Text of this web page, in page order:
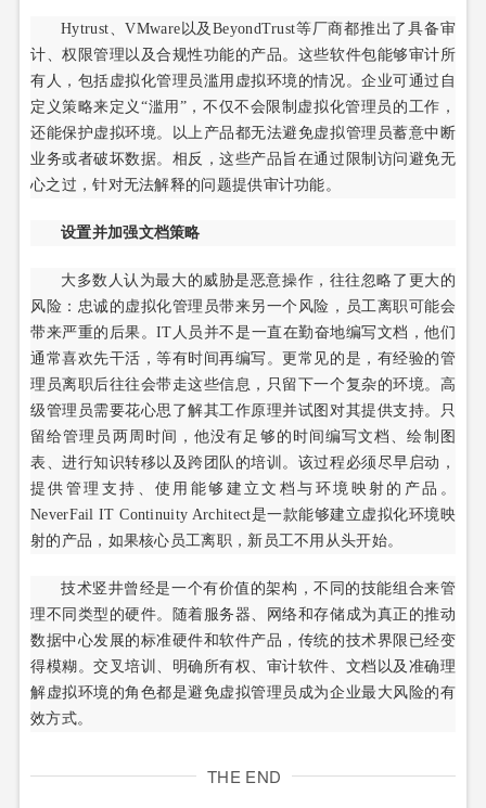
Hytrust、VMware以及BeyondTrust等厂商都推出了具备审
计、权限管理以及合规性功能的产品。这些软件包能够审计所
有人，包括虚拟化管理员滥用虚拟环境的情况。企业可通过自
定义策略来定义“滥用”，不仅不会限制虚拟化管理员的工作，
还能保护虚拟环境。以上产品都无法避免虚拟管理员蓄意中断
业务或者破坏数据。相反，这些产品旨在通过限制访问避免无
心之过，针对无法解释的问题提供审计功能。
设置并加强文档策略
大多数人认为最大的威胁是恶意操作，往往忽略了更大的
风险：忠诚的虚拟化管理员带来另一个风险，员工离职可能会
带来严重的后果。IT人员并不是一直在勤奋地编写文档，他们
通常喜欢先干活，等有时间再编写。更常见的是，有经验的管
理员离职后往往会带走这些信息，只留下一个复杂的环境。高
级管理员需要花心思了解其工作原理并试图对其提供支持。只
留给管理员两周时间，他没有足够的时间编写文档、绘制图
表、进行知识转移以及跨团队的培训。该过程必须尽早启动，
提供管理支持、使用能够建立文档与环境映射的产品。
NeverFail IT Continuity Architect是一款能够建立虚拟化环境映
射的产品，如果核心员工离职，新员工不用从头开始。
技术竖井曾经是一个有价值的架构，不同的技能组合来管
理不同类型的硬件。随着服务器、网络和存储成为真正的推动
数据中心发展的标准硬件和软件产品，传统的技术界限已经变
得模糊。交叉培训、明确所有权、审计软件、文档以及准确理
解虚拟环境的角色都是避免虚拟管理员成为企业最大风险的有
效方式。
THE END